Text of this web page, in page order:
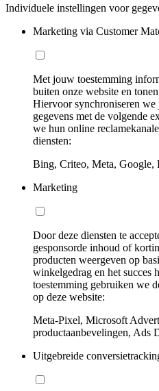
Individuele instellingen voor
Marketing via Customer
Met jouw toestemming
buiten onze website en
Hiervoor synchroniseren
gegevens met de volgende
we hun online
diensten:
Bing, Criteo, Meta, Google,
Marketing
Door deze diensten te
gesponsorde inhoud of
producten weergeven op
winkelgedrag en het succes
toestemming gebruiken we
op deze website:
Meta-Pixel, Microsoft
productaanbevelingen, Ads
Uitgebreide